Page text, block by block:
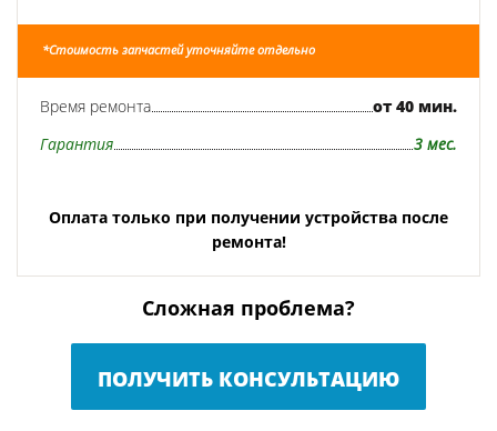
*Стоимость запчастей уточняйте отдельно
Время ремонта
от 40 мин.
Гарантия
3 мес.
Оплата только при получении устройства после
ремонта!
Сложная проблема?
ПОЛУЧИТЬ КОНСУЛЬТАЦИЮ